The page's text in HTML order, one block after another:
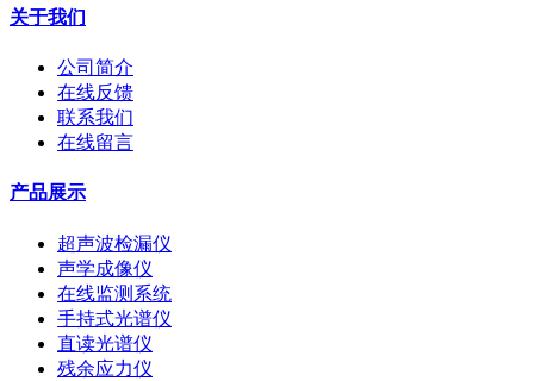
关于我们
公司简介
在线反馈
联系我们
在线留言
产品展示
超声波检漏仪
声学成像仪
在线监测系统
手持式光谱仪
直读光谱仪
残余应力仪